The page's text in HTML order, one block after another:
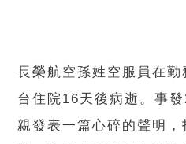
長榮航空孫姓空服員在
台住院16天後病逝。事
親發表一篇心碎的聲明